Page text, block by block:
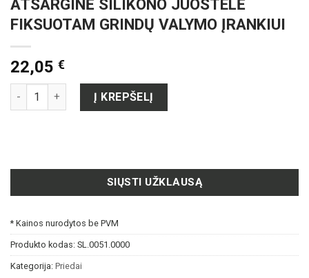
ATSARGINĖ SILIKONO JUOSTELĖ
FIKSUOTAM GRINDŲ VALYMO ĮRANKIUI
22,05 €
produkto kiekis: ATSARGINĖ SILIKONO JUOSTELĖ FIKSUOTAM
Į KREPŠELĮ
SIŲSTI UŽKLAUSĄ
* Kainos nurodytos be PVM
Produkto kodas: SL.0051.0000
Kategorija: Priedai